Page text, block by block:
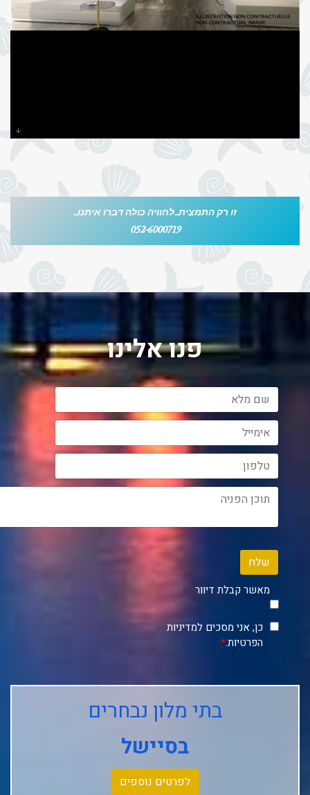
זו רק התמצית...לחוויה כולה דברו איתנו...
052-6000719
פנו אלינו
שלח
מאשר קבלת דיוור
כן, אני מסכים למדיניות
הפרטיות.*
בתי מלון נבחרים
בסיישל
לפרטים נוספים